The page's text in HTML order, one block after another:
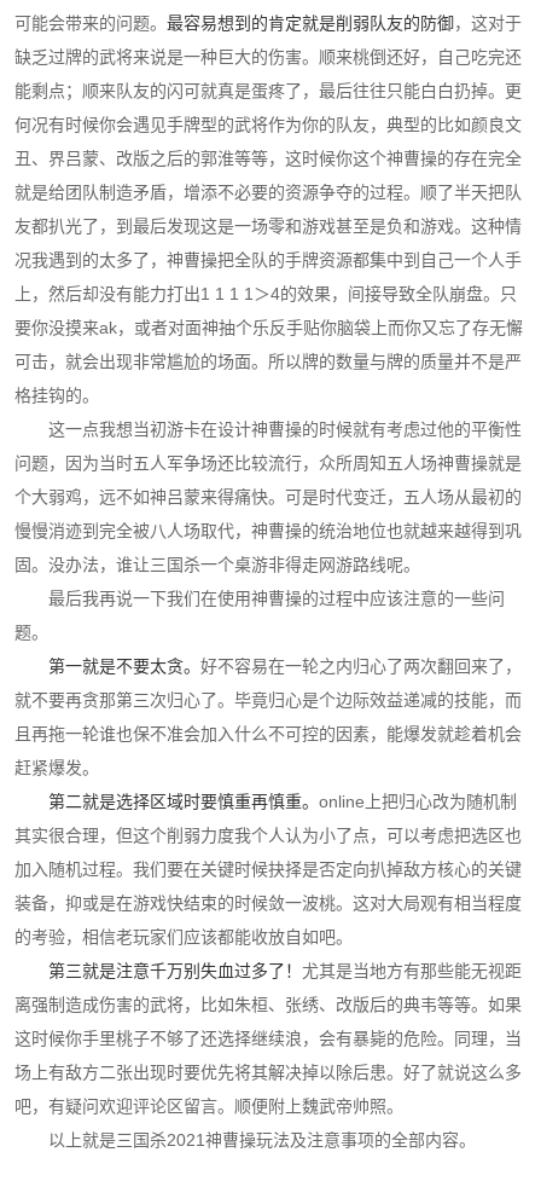
可能会带来的问题。 最容易想到的肯定就是削弱队友的防御，这对于
缺乏过牌的武将来说是一种巨大的伤害。顺来桃倒还好，自己吃完还
能剩点；顺来队友的闪可就真是蛋疼了，最后往往只能白白扔掉。更
何况有时候你会遇见手牌型的武将作为你的队友，典型的比如颜良文
丑、界吕蒙、改版之后的郭淮等等，这时候你这个神曹操的存在完全
就是给团队制造矛盾，增添不必要的资源争夺的过程。顺了半天把队
友都扒光了，到最后发现这是一场零和游戏甚至是负和游戏。这种情
况我遇到的太多了，神曹操把全队的手牌资源都集中到自己一个人手
上，然后却没有能力打出1 1 1 1＞4的效果，间接导致全队崩盘。只
要你没摸来ak，或者对面神抽个乐反手贴你脑袋上而你又忘了存无懈
可击，就会出现非常尴尬的场面。所以牌的数量与牌的质量并不是严
格挂钩的。
这一点我想当初游卡在设计神曹操的时候就有考虑过他的平衡性
问题，因为当时五人军争场还比较流行，众所周知五人场神曹操就是
个大弱鸡，远不如神吕蒙来得痛快。可是时代变迁，五人场从最初的
慢慢消迹到完全被八人场取代，神曹操的统治地位也就越来越得到巩
固。没办法，谁让三国杀一个桌游非得走网游路线呢。
最后我再说一下我们在使用神曹操的过程中应该注意的一些问
题。
第一就是不要太贪。 好不容易在一轮之内归心了两次翻回来了，
就不要再贪那第三次归心了。毕竟归心是个边际效益递减的技能，而
且再拖一轮谁也保不准会加入什么不可控的因素，能爆发就趁着机会
赶紧爆发。
第二就是选择区域时要慎重再慎重。 online上把归心改为随机制
其实很合理，但这个削弱力度我个人认为小了点，可以考虑把选区也
加入随机过程。我们要在关键时候抉择是否定向扒掉敌方核心的关键
装备，抑或是在游戏快结束的时候敛一波桃。这对大局观有相当程度
的考验，相信老玩家们应该都能收放自如吧。
第三就是注意千万别失血过多了！ 尤其是当地方有那些能无视距
离强制造成伤害的武将，比如朱桓、张绣、改版后的典韦等等。如果
这时候你手里桃子不够了还选择继续浪，会有暴毙的危险。同理，当
场上有敌方二张出现时要优先将其解决掉以除后患。好了就说这么多
吧，有疑问欢迎评论区留言。顺便附上魏武帝帅照。
以上就是三国杀2021神曹操玩法及注意事项的全部内容。